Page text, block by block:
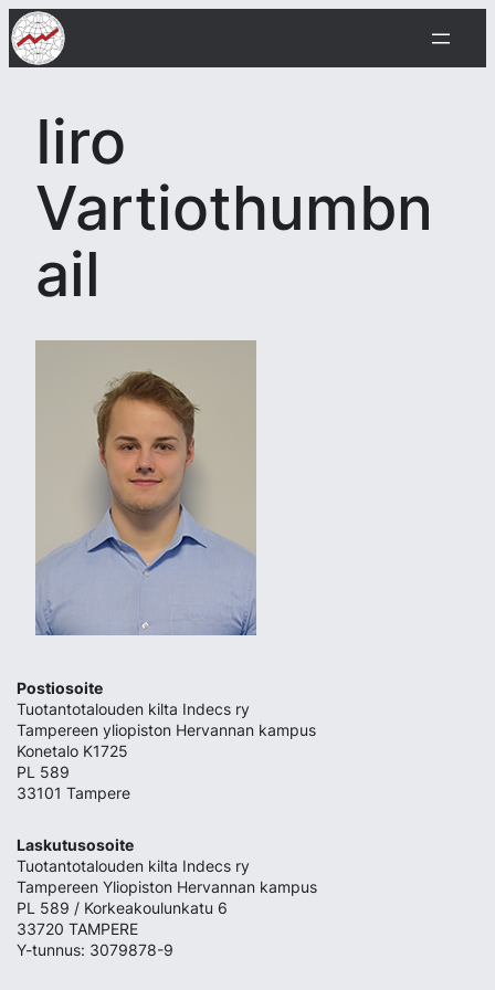
Siirry
sisältöön
Iiro
Vartiothumbn
ail
Postiosoite
Tuotantotalouden kilta Indecs ry
Tampereen yliopiston Hervannan kampus
Konetalo K1725
PL 589
33101 Tampere
Laskutusosoite
Tuotantotalouden kilta Indecs ry
Tampereen Yliopiston Hervannan kampus
PL 589 / Korkeakoulunkatu 6
33720 TAMPERE
Y-tunnus: 3079878-9